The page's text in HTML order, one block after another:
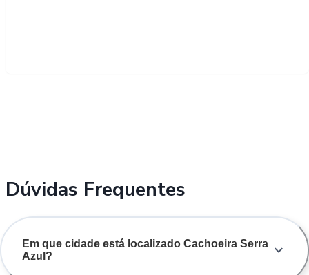
Dúvidas Frequentes
Em que cidade está localizado Cachoeira Serra
Azul?